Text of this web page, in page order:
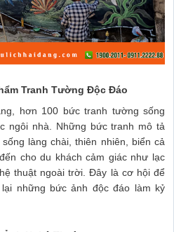
Tranh Tường Độc Đáo
hơn 100 bức tranh tường sống
ngôi nhà. Những bức tranh mô tả
làng chài, thiên nhiên, biển cả
cho du khách cảm giác như lạc
thuật ngoài trời. Đây là cơ hội để
những bức ảnh độc đáo làm kỷ